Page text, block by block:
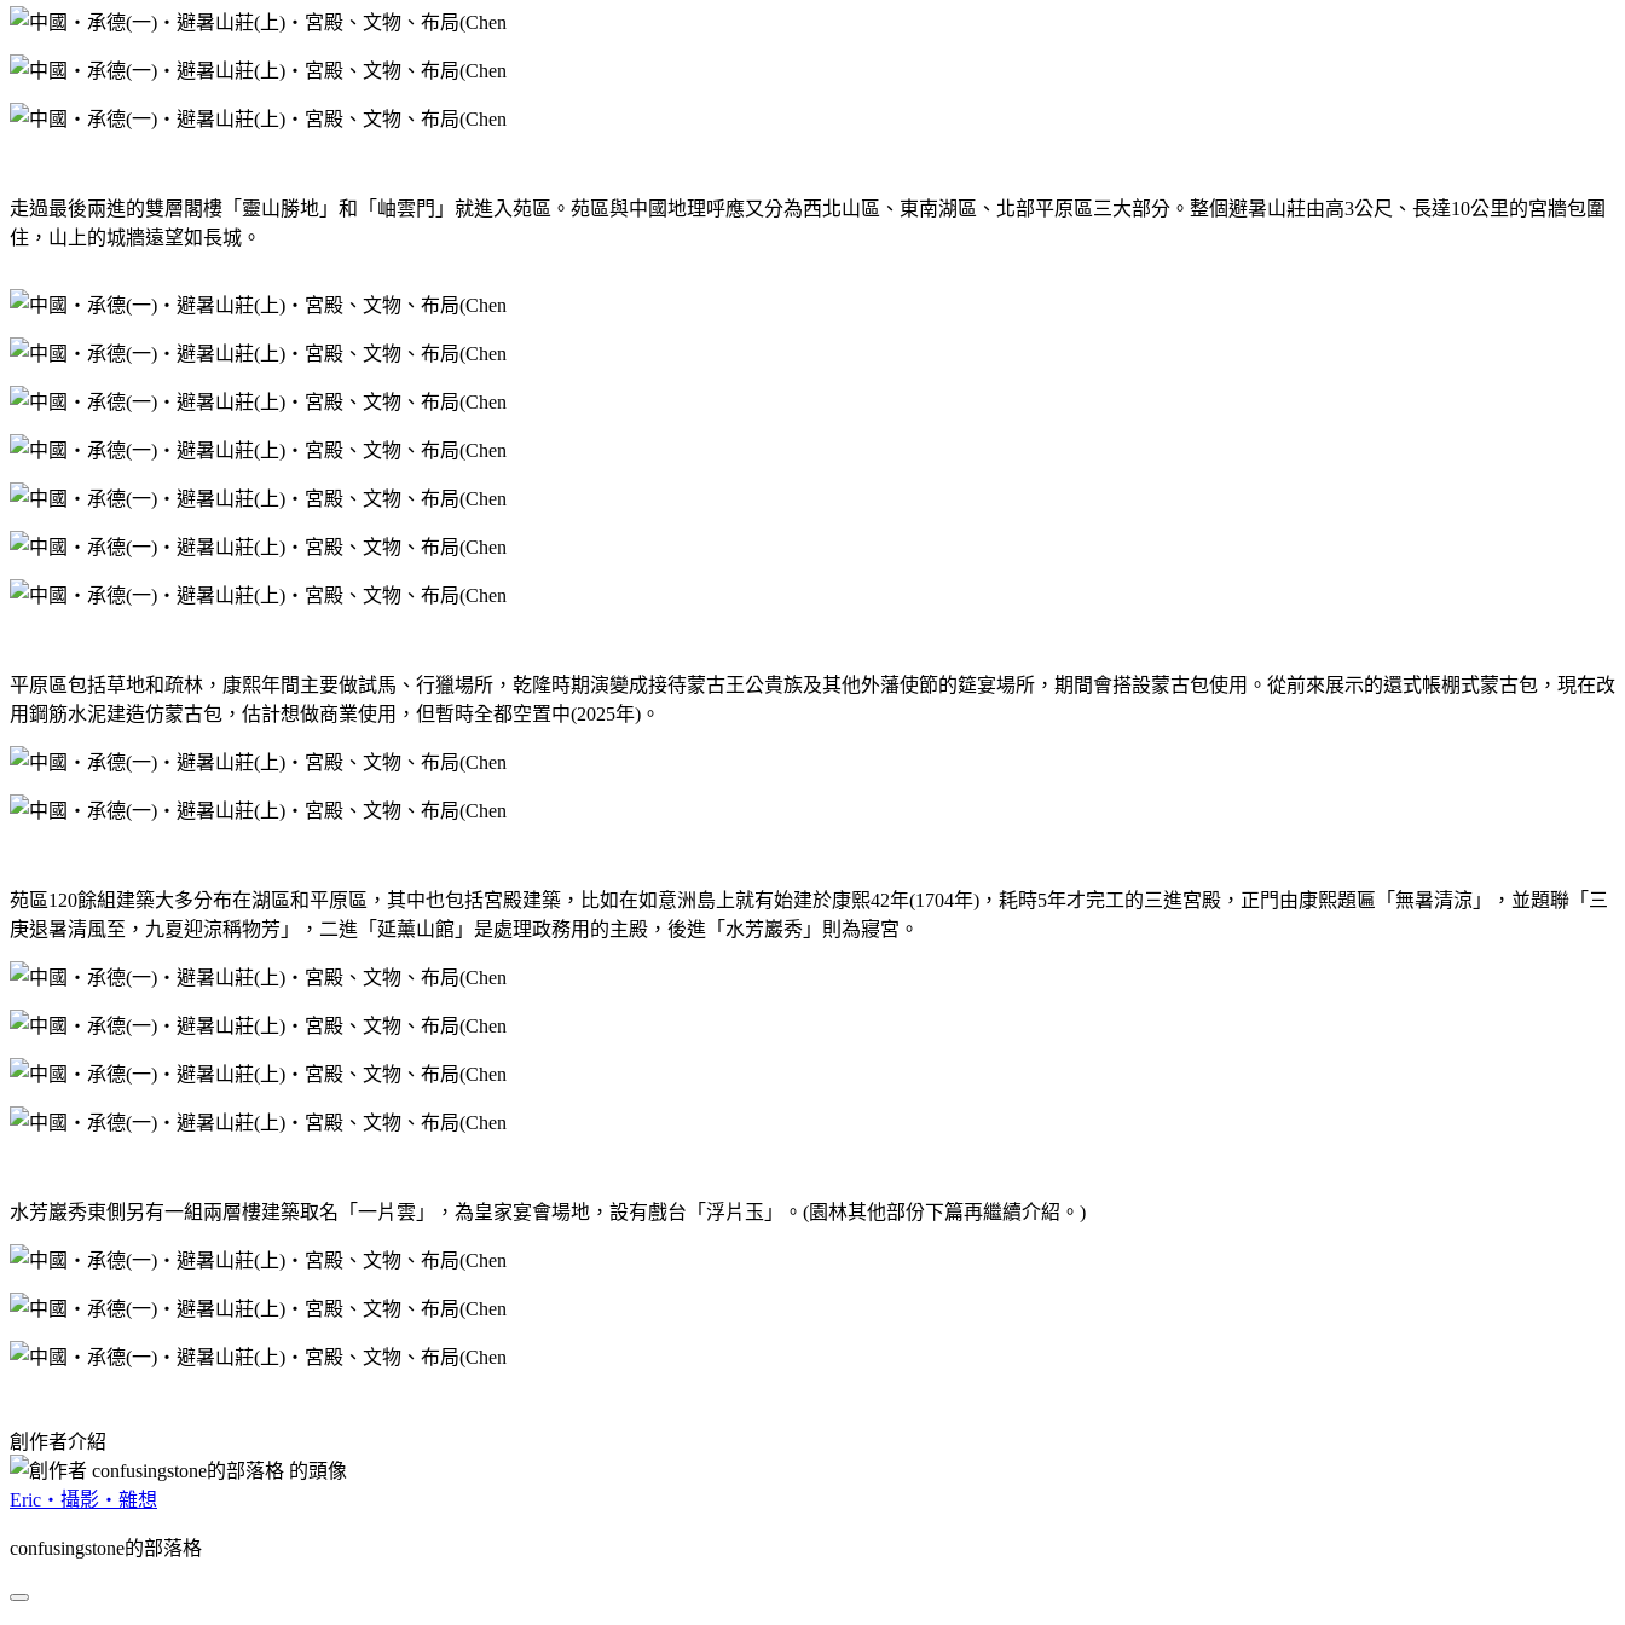
走過最後兩進的雙層閣樓「靈山勝地」和「岫雲門」就進入苑區。苑區與中國地理呼應又分為西北山區、東南湖區、北部平原區三大部分。整個避暑山莊由高3公尺、長達10公里的宮牆包圍
住，山上的城牆遠望如長城。
平原區包括草地和疏林，康熙年間主要做試馬、行獵場所，乾隆時期演變成接待蒙古王公貴族及其他外藩使節的筵宴場所，期間會搭設蒙古包使用。從前來展示的還式帳棚式蒙古包，現在改
用鋼筋水泥建造仿蒙古包，估計想做商業使用，但暫時全都空置中(2025年)。
苑區120餘組建築大多分布在湖區和平原區，其中也包括宮殿建築，比如在如意洲島上就有始建於康熙42年(1704年)，耗時5年才完工的三進宮殿，正門由康熙題匾「無暑清涼」，並題聯「三
庚退暑清風至，九夏迎涼稱物芳」，二進「延薰山館」是處理政務用的主殿，後進「水芳巖秀」則為寢宮。
水芳巖秀東側另有一組兩層樓建築取名「一片雲」，為皇家宴會場地，設有戲台「浮片玉」。(園林其他部份下篇再繼續介紹。)
創作者介紹
Eric‧攝影‧雜想
confusingstone的部落格